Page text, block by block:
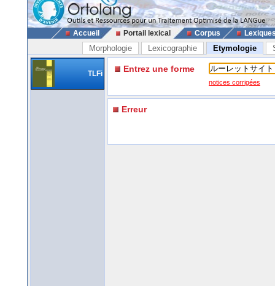
Accueil Portail lexical Corpus
Morphologie Lexicographie Etymologie
TLFi Entrez une forme
notices corrigées
Erreur